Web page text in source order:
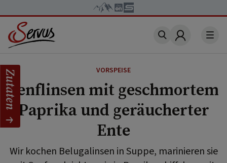
Account
VORSPEISE
Senflinsen mit geschmortem
Paprika und geräucherter
Ente
Wir kochen Belugalinsen in Suppe, marinieren sie
Zutaten